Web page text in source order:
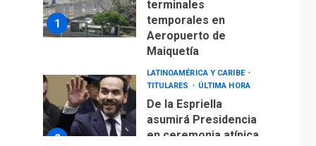
1
terminales
temporales en
Aeropuerto de
Maiquetía
2
LATINOAMÉRICA Y CARIBE
TITULARES
ÚLTIMA HORA
De la Espriella
asumirá Presidencia
en ceremonia atípica